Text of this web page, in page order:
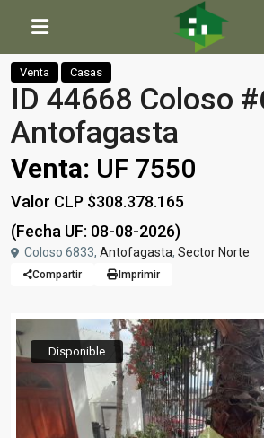
Inicio ID 44668 Coloso #6833,
Venta Casas
ID 44668 Coloso
Antofagasta
Venta: UF 7550
Valor CLP $308.378.165
(Fecha UF: 08-08-2026)
Coloso 6833, Antofagasta, Sector Norte
Compartir Imprimir
Disponible